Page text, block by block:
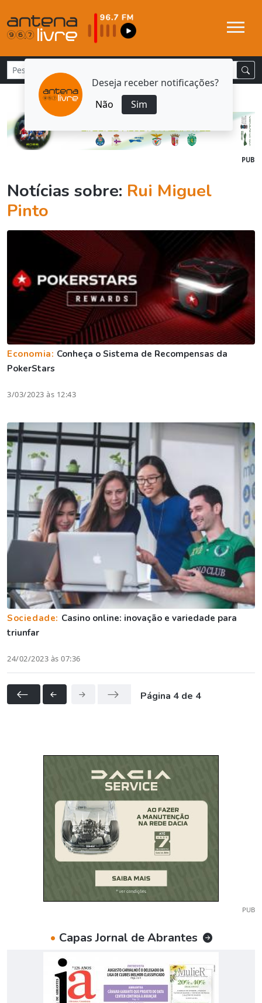
Deseja receber notificações?
Não
Sim
PUB
Notícias sobre: Rui Miguel
Pinto
Economia: Conheça o Sistema de Recompensas da
PokerStars
3/03/2023 às 12:43
Sociedade: Casino online: inovação e variedade para
triunfar
24/02/2023 às 07:36
Página 4 de 4
PUB
• Capas Jornal de Abrantes